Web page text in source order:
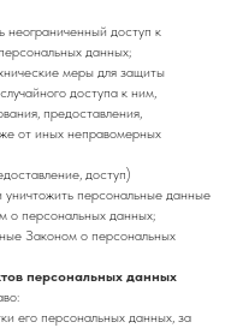
неограниченный доступ к
данных;
меры для защиты
доступа к ним,
предоставления,
от иных неправомерных
доступ)
уничтожить персональные данные
о персональных данных;
Законом о персональных
персональных данных
его персональных данных, за